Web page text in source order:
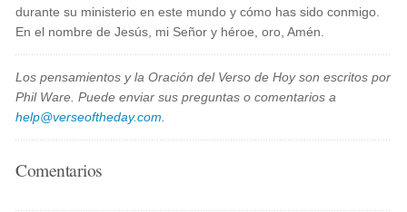
durante su ministerio en este mundo y cómo has sido conmigo.
En el nombre de Jesús, mi Señor y héroe, oro, Amén.
Los pensamientos y la Oración del Verso de Hoy son escritos por
Phil Ware. Puede enviar sus preguntas o comentarios a
help@verseoftheday.com
Comentarios